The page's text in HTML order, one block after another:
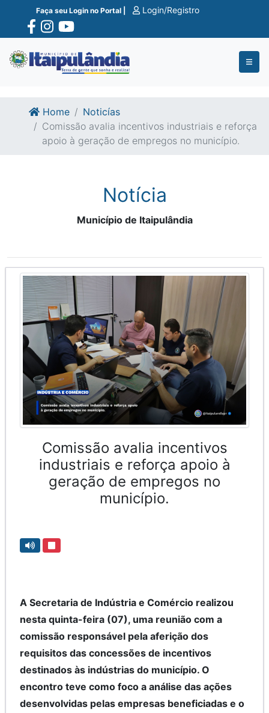
Ir para o conte�do
Ir para o fim do conte�do
Faça seu Login no Portal | Login/Registro
Home
Noticías
Comissão avalia incentivos industriais e reforça
apoio à geração de empregos no município.
Notícia
Município de Itaipulândia
Comissão avalia incentivos
industriais e reforça apoio à
geração de empregos no
município.
A Secretaria de Indústria e Comércio realizou
nesta quinta-feira (07), uma reunião com a
comissão responsável pela aferição dos
requisitos das concessões de incentivos
destinados às indústrias do município. O
encontro teve como foco a análise das ações
desenvolvidas pelas empresas beneficiadas e o